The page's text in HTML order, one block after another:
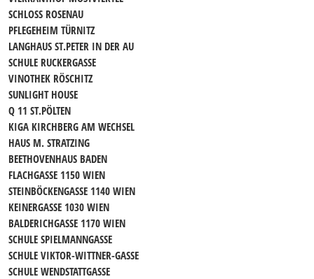
SCHLOSS ROSENAU
PFLEGEHEIM TÜRNITZ
LANGHAUS ST.PETER IN DER AU
SCHULE RUCKERGASSE
VINOTHEK RÖSCHITZ
SUNLIGHT HOUSE
Q 11 ST.PÖLTEN
KIGA KIRCHBERG AM WECHSEL
HAUS M. STRATZING
BEETHOVENHAUS BADEN
FLACHGASSE 1150 WIEN
STEINBÖCKENGASSE 1140 WIEN
KEINERGASSE 1030 WIEN
BALDERICHGASSE 1170 WIEN
SCHULE SPIELMANNGASSE
SCHULE VIKTOR-WITTNER-GASSE
SCHULE WENDSTATTGASSE